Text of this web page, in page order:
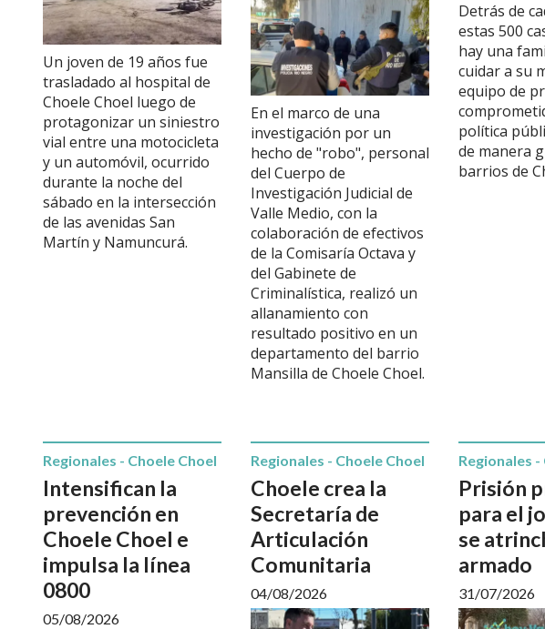
Un joven de 19 años fue
trasladado al hospital de
Choele Choel luego de
protagonizar un siniestro
vial entre una motocicleta
y un automóvil, ocurrido
durante la noche del
sábado en la intersección
de las avenidas San
Martín y Namuncurá.
En el marco de una
investigación por un
hecho de "robo", personal
del Cuerpo de
Investigación Judicial de
Valle Medio, con la
colaboración de efectivos
de la Comisaría Octava y
del Gabinete de
Criminalística, realizó un
allanamiento con
resultado positivo en un
departamento del barrio
Mansilla de Choele Choel.
Detrás de
estas 500
hay una
cuidar a su
equipo de
política
de manera
barrios de
Intensifican la
prevención en
Choele Choel e
impulsa la línea
0800
Regionales - Choele Choel
05/08/2026
Choele crea la
Secretaría de
Articulación
Comunitaria
Regionales - Choele Choel
04/08/2026
Prisión
para el
se
armado
Regionales -
31/07/2026